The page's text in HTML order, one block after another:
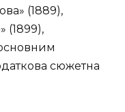
(1889),
(1899),
сюжетна